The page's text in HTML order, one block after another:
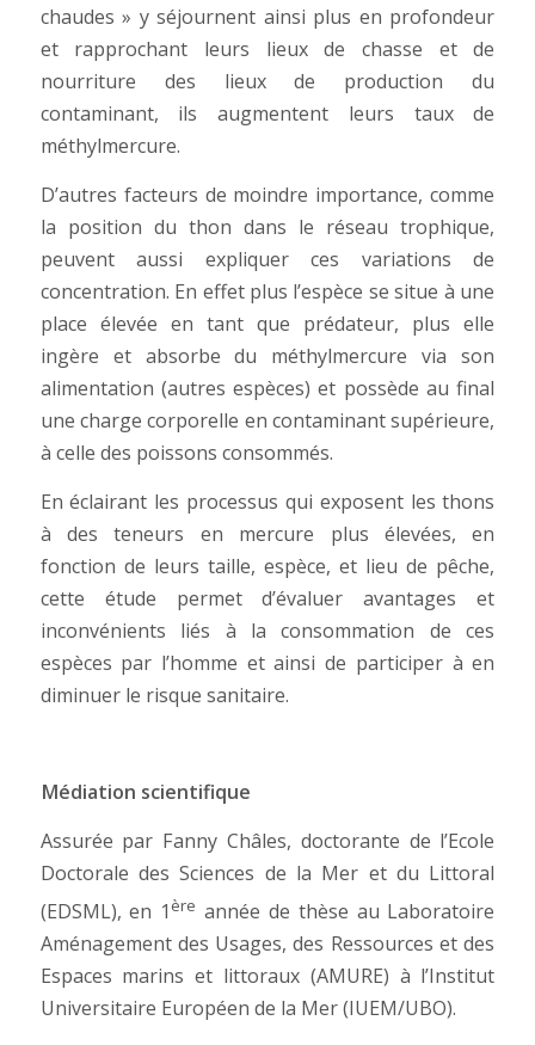
chaudes » y séjournent ainsi plus en profondeur
et rapprochant leurs lieux de chasse et de
nourriture des lieux de production du
contaminant, ils augmentent leurs taux de
méthylmercure.
D’autres facteurs de moindre importance, comme
la position du thon dans le réseau trophique,
peuvent aussi expliquer ces variations de
concentration. En effet plus l’espèce se situe à une
place élevée en tant que prédateur, plus elle
ingère et absorbe du méthylmercure via son
alimentation (autres espèces) et possède au final
une charge corporelle en contaminant supérieure,
à celle des poissons consommés.
En éclairant les processus qui exposent les thons
à des teneurs en mercure plus élevées, en
fonction de leurs taille, espèce, et lieu de pêche,
cette étude permet d’évaluer avantages et
inconvénients liés à la consommation de ces
espèces par l’homme et ainsi de participer à en
diminuer le risque sanitaire.
Médiation scientifique
Assurée par Fanny Châles, doctorante de l’Ecole
Doctorale des Sciences de la Mer et du Littoral
(EDSML), en 1 ère année de thèse au Laboratoire
Aménagement des Usages, des Ressources et des
Espaces marins et littoraux (AMURE) à l’Institut
Universitaire Européen de la Mer (IUEM/UBO).